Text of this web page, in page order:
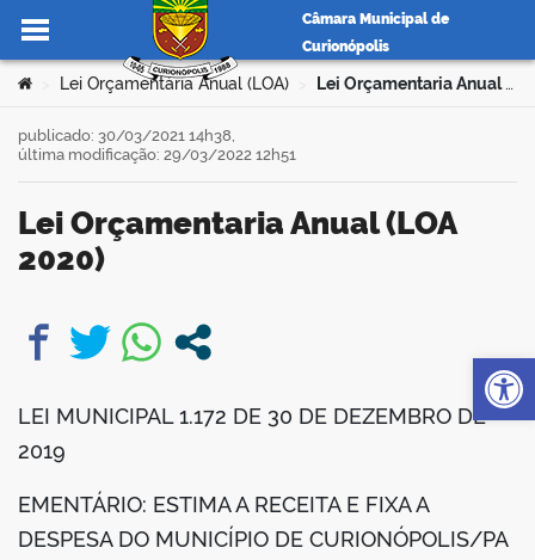
Ir para o conteúdo
Câmara Municipal de
Curionópolis
portal
Você está aqui:
Lei Orçamentária Anual (LOA) Lei Orçamentaria Anual (LOA 2020)
Lei Orçamentaria Anual (LOA
2020)
publicado: 30/03/2021 14h38,
última modificação: 29/03/2022 12h51
LEI MUNICIPAL 1.172 DE 30 DE DEZEMBRO DE
2019
EMENTÁRIO: ESTIMA A RECEITA E FIXA A
DESPESA DO MUNICÍPIO DE CURIONÓPOLIS/PA